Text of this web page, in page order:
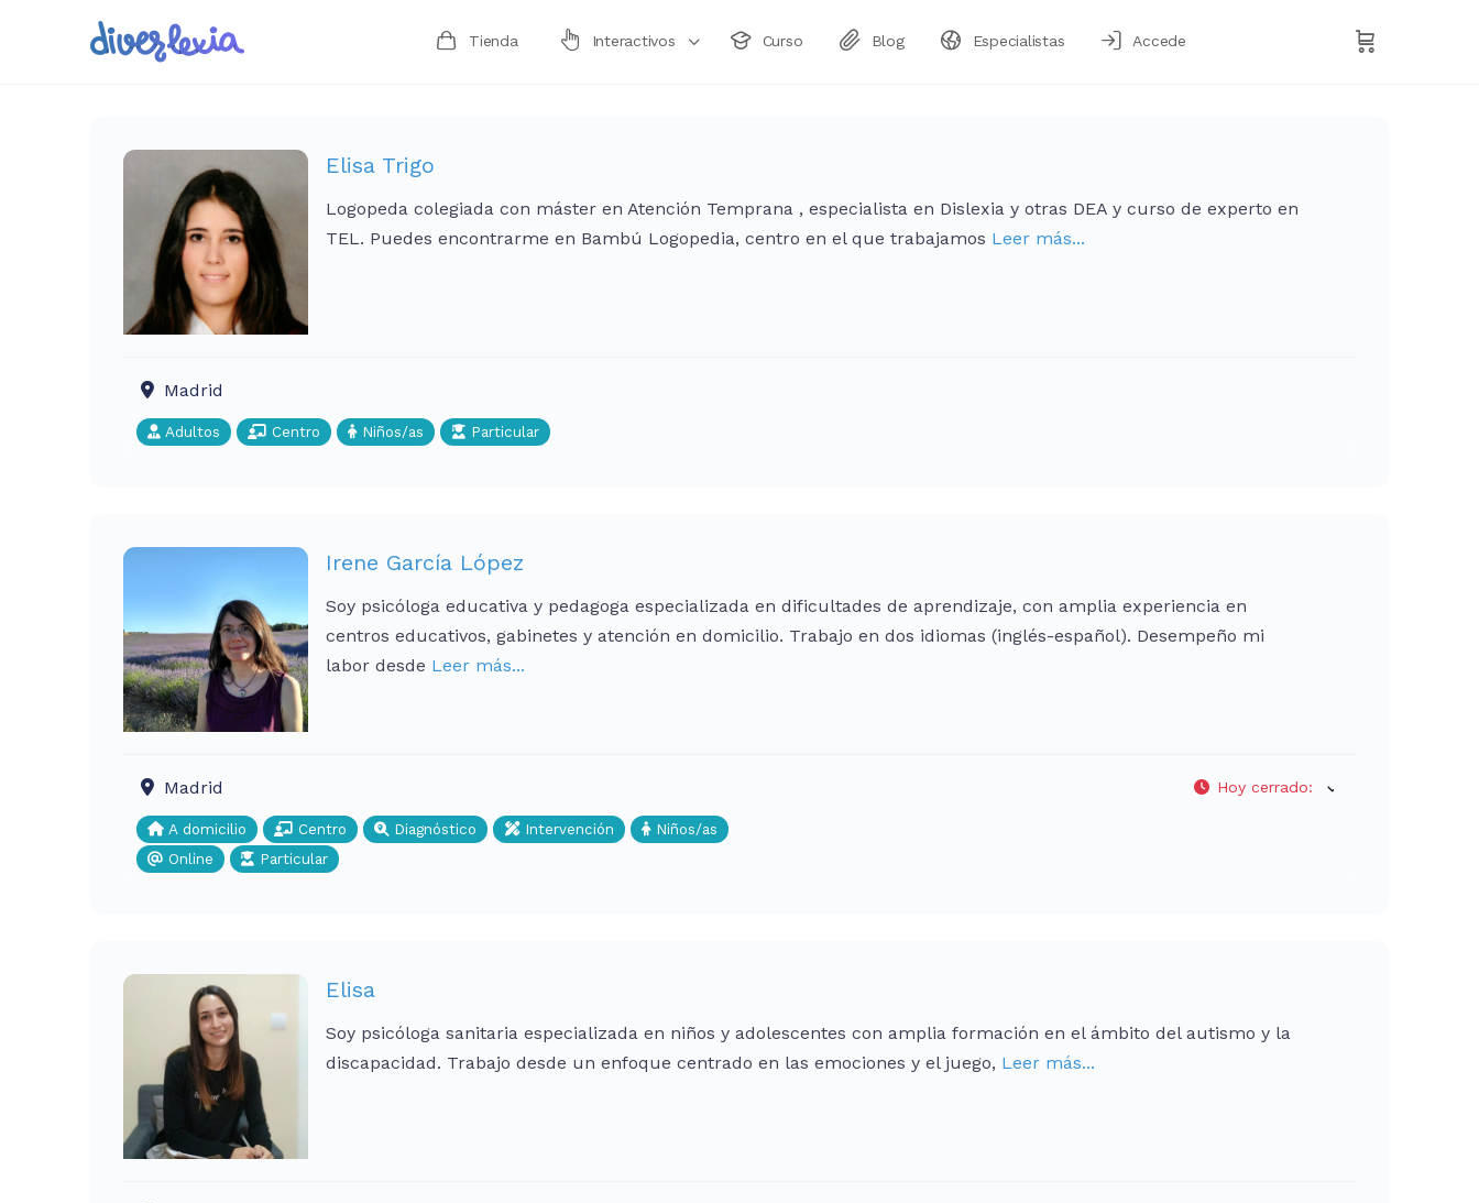
Tienda Interactivos Curso Blog Especialistas Accede
Elisa Trigo
Logopeda colegiada con máster en Atención Temprana , especialista en Dislexia y otras DEA y curso de experto en
TEL. Puedes encontrarme en Bambú Logopedia, centro en el que trabajamos Leer más...
Madrid
Adultos Centro Niños/as Particular
Irene García López
Soy psicóloga educativa y pedagoga especializada en dificultades de aprendizaje, con amplia experiencia en
centros educativos, gabinetes y atención en domicilio. Trabajo en dos idiomas (inglés-español). Desempeño mi
labor desde Leer más...
Madrid
A domicilio Centro Diagnóstico Intervención
Niños/as
Online
Particular
Hoy cerrado:
Elisa
Soy psicóloga sanitaria especializada en niños y adolescentes con amplia formación en el ámbito del autismo y la
discapacidad. Trabajo desde un enfoque centrado en las emociones y el juego, Leer más...